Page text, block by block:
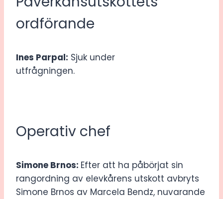
ordförande
Ines Parpal: Sjuk under
utfrågningen.
Operativ chef
Simone Brnos: Efter att ha påbörjat sin
rangordning av elevkårens utskott avbryts
Simone Brnos av Marcela Bendz, nuvarande